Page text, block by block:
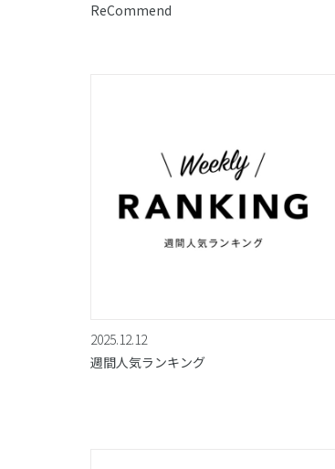
ReCommend
2025.12.12
週間人気ランキング